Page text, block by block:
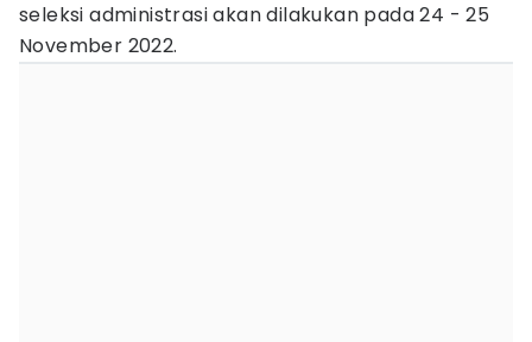
seleksi administrasi akan dilakukan pada 24 - 25
November 2022.